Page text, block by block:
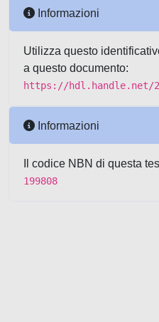
Informazioni
Utilizza questo
a questo documento:
https://hdl.handle.net/
Informazioni
Il codice NBN di questa
199808